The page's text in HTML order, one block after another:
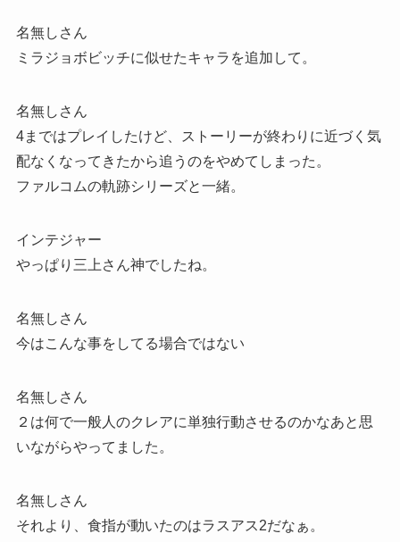
名無しさん
ミラジョボビッチに似せたキャラを追加して。
名無しさん
4まではプレイしたけど、ストーリーが終わりに近づく気
配なくなってきたから追うのをやめてしまった。
ファルコムの軌跡シリーズと一緒。
インテジャー
やっぱり三上さん神でしたね。
名無しさん
今はこんな事をしてる場合ではない
名無しさん
２は何で一般人のクレアに単独行動させるのかなあと思
いながらやってました。
名無しさん
それより、食指が動いたのはラスアス2だなぁ。